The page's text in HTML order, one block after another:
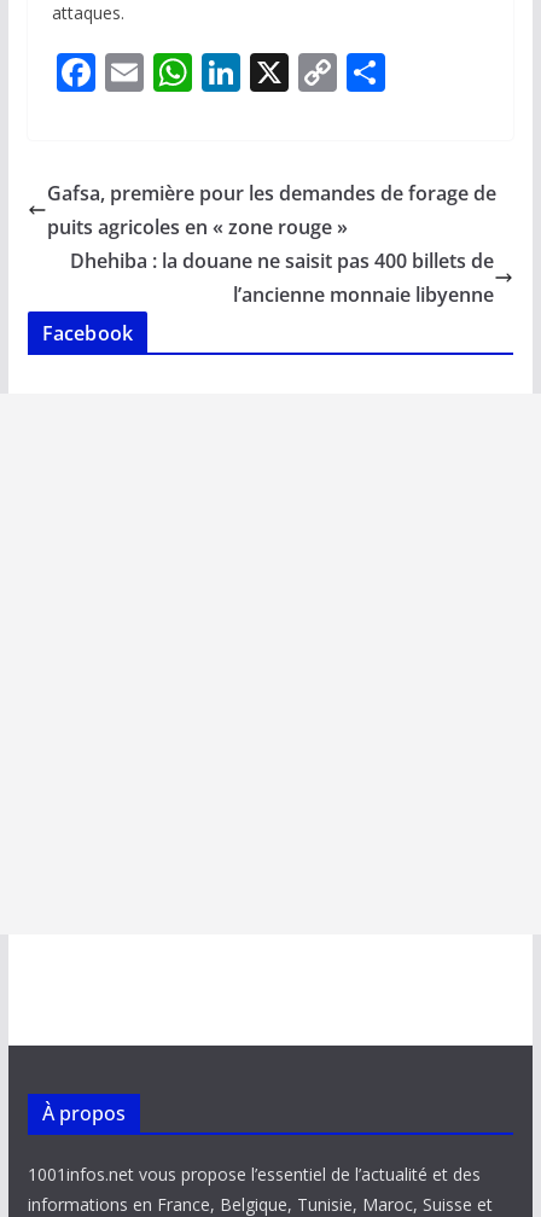
attaques.
F
b
o
o
k
E
l
W
s
A
p
Li
e
dI
n
X C
y
Li
n
k
P
g
Gafsa, première pour les demandes de forage de
puits agricoles en « zone rouge »
Dhehiba : la douane ne saisit pas 400 billets de
l’ancienne monnaie libyenne
Facebook
À propos
1001infos.net vous propose l’essentiel de l’actualité et des
informations en France, Belgique, Tunisie, Maroc, Suisse et